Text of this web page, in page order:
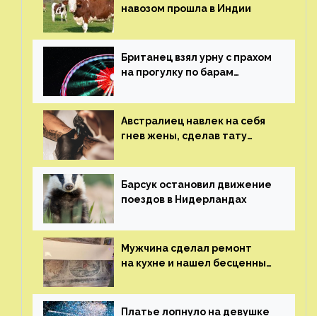
навозом прошла в Индии
Британец взял урну с прахом
на прогулку по барам
Австралиец навлек на себя
гнев жены, сделав тату
Барсук остановил движение
поездов в Нидерландах
Мужчина сделал ремонт
на кухне и нашел бесценные
Платье лопнуло на девушке